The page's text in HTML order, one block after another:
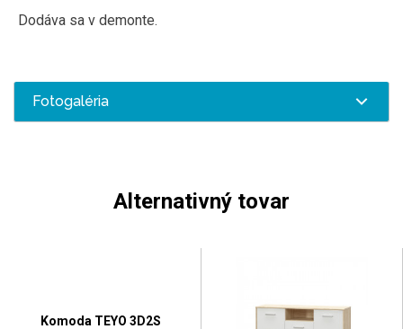
Dodáva sa v demonte.
Fotogaléria
Alternativný tovar
Komoda TEYO 3D2S